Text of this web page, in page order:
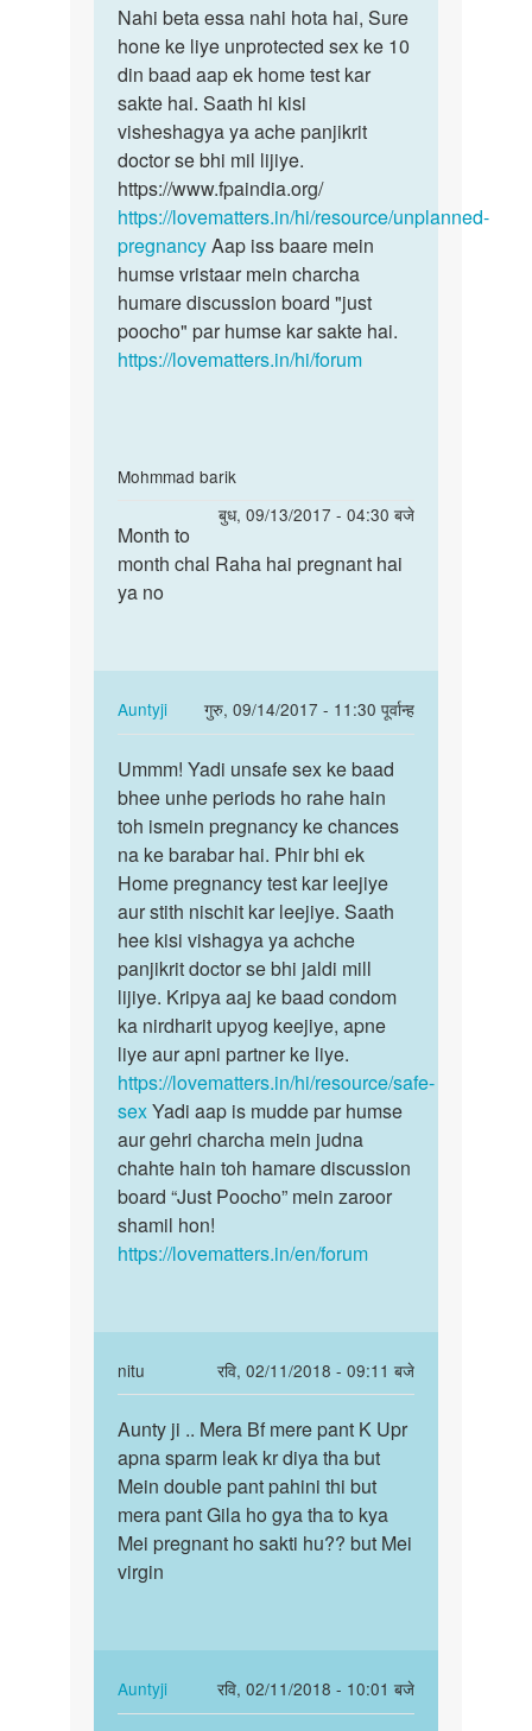
to
Kya
aisa
possible
h
k
period
by
sushma
Nahi
beta
essa
nahi
hota
hai,
Nahi beta essa nahi hota hai, Sure
hone ke liye unprotected sex ke 10
din baad aap ek home test kar
sakte hai. Saath hi kisi
visheshagya ya ache panjikrit
doctor se bhi mil lijiye.
https://www.fpaindia.org/
https://lovematters.in/hi/resource/unplanned-
pregnancyAap iss baare mein
humse vristaar mein charcha
humare discussion board "just
poocho" par humse kar sakte hai.
https://lovematters.in/hi/forum
Mohmmad barik
बुध, 09/13/2017 - 04:30 बजे
to
Kya
k
period
by
sushma
Month
to
month
hai…
Month to
month chal Raha hai pregnant hai
ya no
Auntyji
गुरु, 09/14/2017 - 11:30 पूर्वान्ह
In
reply
to
Month
to
month
chal
Raha
hai…
by
Mohmmad
barik
Ummm!
Yadi
unsafe
sex
ke…
Ummm! Yadi unsafe sex ke baad
bhee unhe periods ho rahe hain
toh ismein pregnancy ke chances
na ke barabar hai. Phir bhi ek
Home pregnancy test kar leejiye
aur stith nischit kar leejiye. Saath
hee kisi vishagya ya achche
panjikrit doctor se bhi jaldi mill
lijiye. Kripya aaj ke baad condom
ka nirdharit upyog keejiye, apne
liye aur apni partner ke liye.
https://lovematters.in/hi/resource/safe-
sexYadi aap is mudde par humse
aur gehri charcha mein judna
chahte hain toh hamare discussion
board “Just Poocho” mein zaroor
shamil hon!
https://lovematters.in/en/forum
nitu
रवि, 02/11/2018 - 09:11 बजे
reply
to
Ummm!
Yadi
unsafe
sex
ke…
Aunty
ji
..
Mera
Bf
mere…
Aunty ji .. Mera Bf mere pant K Upr
apna sparm leak kr diya tha but
Mein double pant pahini thi but
mera pant Gila ho gya tha to kya
Mei pregnant ho sakti hu?? but Mei
virgin
Auntyji
रवि, 02/11/2018 - 10:01 बजे
In
reply